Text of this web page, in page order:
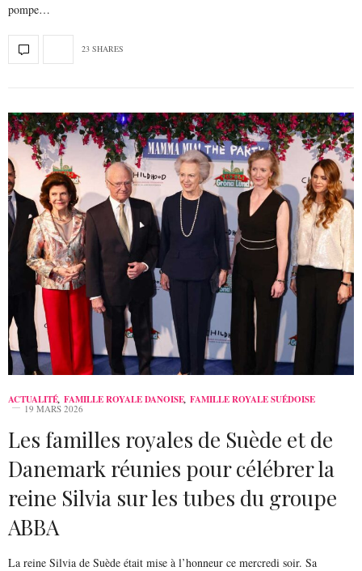
pompe…
23 SHARES
ACTUALITÉ, FAMILLE ROYALE DANOISE, FAMILLE ROYALE SUÉDOISE
19 MARS 2026
Les familles royales de Suède et de
Danemark réunies pour célébrer la
reine Silvia sur les tubes du groupe
ABBA
La reine Silvia de Suède était mise à l’honneur ce mercredi soir. Sa